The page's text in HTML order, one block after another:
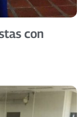
con